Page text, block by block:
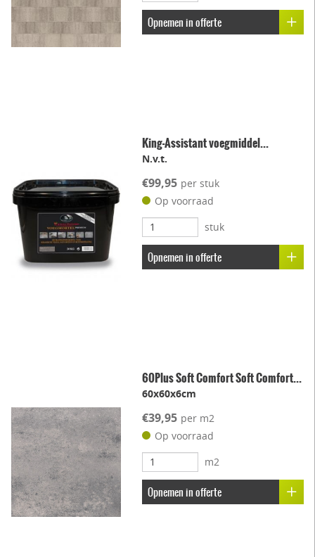
Opnemen in offerte
King-Assistant voegmiddel...
N.v.t.
€99,95 per stuk
Op voorraad
stuk
Opnemen in offerte
60Plus Soft Comfort Soft Comfort...
60x60x6cm
€39,95 per m2
Op voorraad
m2
Opnemen in offerte